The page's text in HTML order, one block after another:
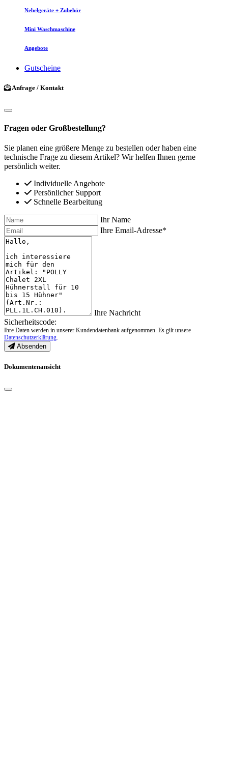
Nebelgeräte + Zubehör
Mini Waschmaschine
Angebote
Gutscheine
Anfrage / Kontakt
Fragen oder Großbestellung?
Sie planen eine größere Menge zu bestellen oder haben eine
technische Frage zu diesem Artikel? Wir helfen Ihnen gerne
persönlich weiter.
Individuelle Angebote
Persönlicher Support
Schnelle Bearbeitung
Ihr Name
Ihre Email-Adresse*
Ihre Nachricht
Sicherheitscode:
Ihre Daten werden in unserer Kundendatenbank aufgenommen. Es gilt unsere
Datenschutzerklärung.
Absenden
Dokumentenansicht